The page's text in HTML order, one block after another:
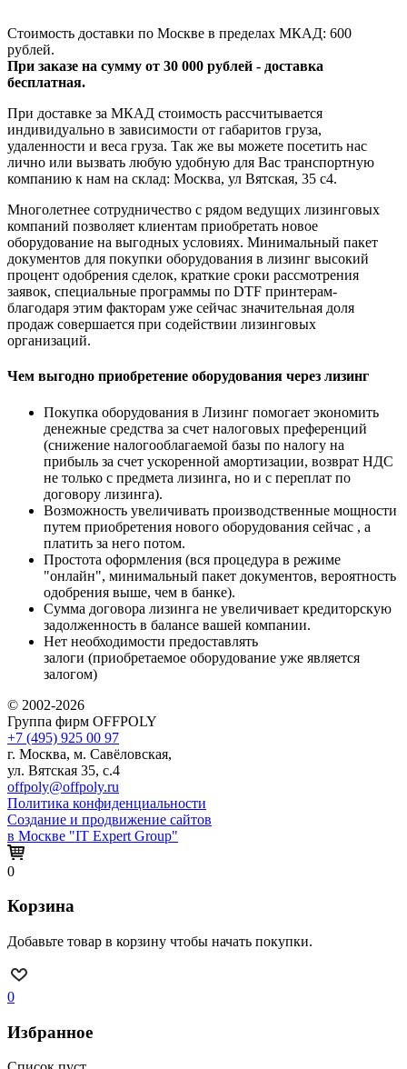
Стоимость доставки по Москве в пределах МКАД: 600
рублей.
При заказе на сумму от 30 000 рублей - доставка
бесплатная.
При доставке за МКАД стоимость рассчитывается
индивидуально в зависимости от габаритов груза,
удаленности и веса груза. Так же вы можете посетить нас
лично или вызвать любую удобную для Вас транспортную
компанию к нам на склад: Москва, ул Вятская, 35 c4.
Многолетнее сотрудничество с рядом ведущих лизинговых
компаний позволяет клиентам приобретать новое
оборудование на выгодных условиях. Минимальный пакет
документов для покупки оборудования в лизинг высокий
процент одобрения сделок, краткие сроки рассмотрения
заявок, специальные программы по DTF принтерам-
благодаря этим факторам уже сейчас значительная доля
продаж совершается при содействии лизинговых
организаций.
Чем выгодно приобретение оборудования через лизинг
Покупка оборудования в Лизинг помогает экономить
денежные средства за счет налоговых преференций
(снижение налогооблагаемой базы по налогу на
прибыль за счет ускоренной амортизации, возврат НДС
не только с предмета лизинга, но и с переплат по
договору лизинга).
Возможность увеличивать производственные мощности
путем приобретения нового оборудования сейчас , а
платить за него потом.
Простота оформления (вся процедура в режиме
"онлайн", минимальный пакет документов, вероятность
одобрения выше, чем в банке).
Сумма договора лизинга не увеличивает кредиторскую
задолженность в балансе вашей компании.
Нет необходимости предоставлять
залоги (приобретаемое оборудование уже является
залогом)
© 2002-2026
Группа фирм OFFPOLY
+7 (495) 925 00 97
г. Москва, м. Савёловская,
ул. Вятская 35, с.4
offpoly@offpoly.ru
Политика конфиденциальности
Создание и продвижение сайтов
в Москве "IT Expert Group"
0
Корзина
Добавьте товар в корзину чтобы начать покупки.
0
Избранное